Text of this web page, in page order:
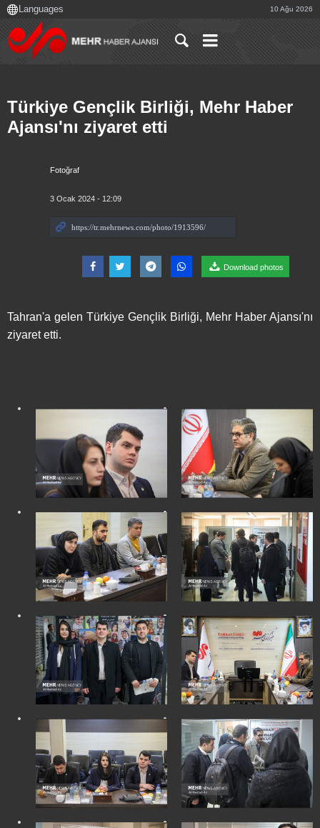
10 Ağu 2026
Fotoğraf
3 Ocak 2024 - 12:09
Download photos
Türkiye Gençlik Birliği, Mehr Haber
Ajansı'nı ziyaret etti
Tahran'a gelen Türkiye Gençlik Birliği, Mehr Haber Ajansı'nı
ziyaret etti.